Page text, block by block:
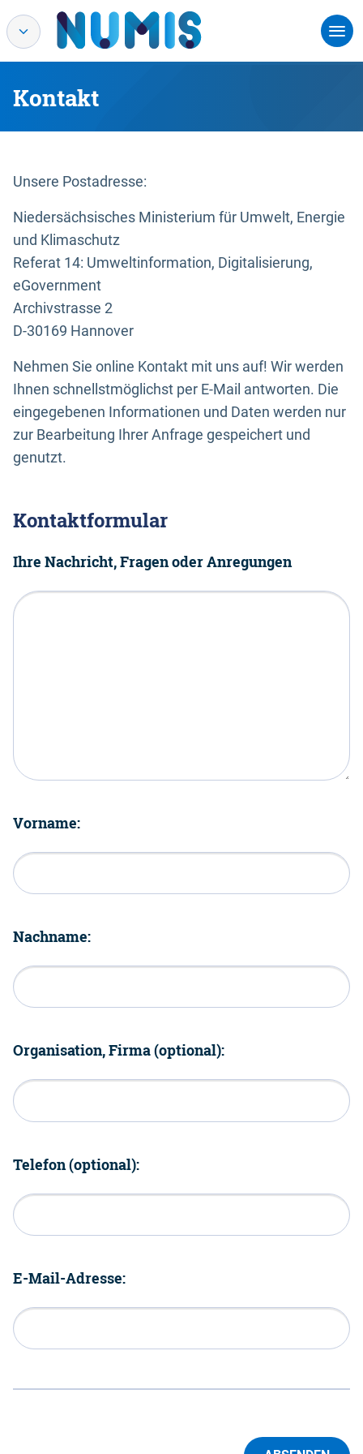
Kontakt
Unsere Postadresse:
Niedersächsisches Ministerium für Umwelt, Energie
und Klimaschutz
Referat 14: Umweltinformation, Digitalisierung,
eGovernment
Archivstrasse 2
D-30169 Hannover
Nehmen Sie online Kontakt mit uns auf! Wir werden
Ihnen schnellstmöglichst per E-Mail antworten. Die
eingegebenen Informationen und Daten werden nur
zur Bearbeitung Ihrer Anfrage gespeichert und
genutzt.
Kontaktformular
Ihre Nachricht, Fragen oder Anregungen
Vorname:
Nachname:
Organisation, Firma (optional):
Telefon (optional):
E-Mail-Adresse: